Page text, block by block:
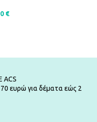
€
ευρώ για δέματα εώς 2